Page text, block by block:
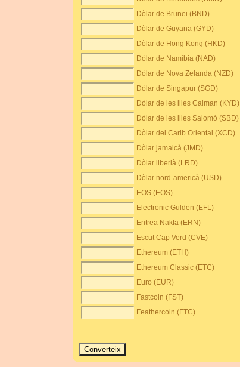
Dòlar de Brunei (BND)
Dòlar de Guyana (GYD)
Dòlar de Hong Kong (HKD)
Dòlar de Namíbia (NAD)
Dòlar de Nova Zelanda (NZD)
Dòlar de Singapur (SGD)
Dòlar de les illes Caiman (KYD)
Dòlar de les illes Salomó (SBD)
Dòlar del Carib Oriental (XCD)
Dòlar jamaicà (JMD)
Dòlar liberià (LRD)
Dòlar nord-americà (USD)
EOS (EOS)
Electronic Gulden (EFL)
Eritrea Nakfa (ERN)
Escut Cap Verd (CVE)
Ethereum (ETH)
Ethereum Classic (ETC)
Euro (EUR)
Fastcoin (FST)
Feathercoin (FTC)